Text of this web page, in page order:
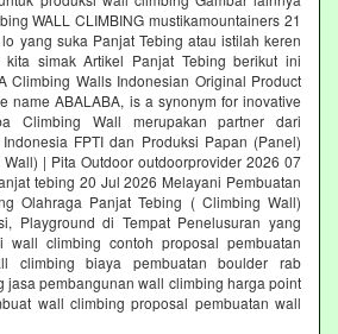
WALL CLIMBING mustikamountainers 21
yang suka Panjat Tebing atau istilah keren
simak Artikel Panjat Tebing berikut ini
Climbing Walls Indonesian Original Product
name ABALABA, is a synonym for inovative
Climbing Wall merupakan partner dari
FPTI dan Produksi Papan (Panel)
| Pita Outdoor outdoorprovider 2026 07
tebing 20 Jul 2026 Melayani Pembuatan
Olahraga Panjat Tebing ( Climbing Wall)
Playground di Tempat Penelusuran yang
wall climbing contoh proposal pembuatan
climbing biaya pembuatan boulder rab
jasa pembangunan wall climbing harga point
wall climbing proposal pembuatan wall